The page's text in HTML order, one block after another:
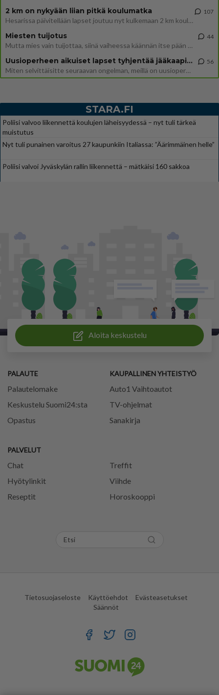
2 km on nykyään liian pitkä koulumatka
Hesarissa päivitellään lapset joutuu nyt kulkemaan 2 km kouluun jösses. Ruostefillarilla tuo matka menee vaikka miten äk
107
Miesten tuijotus
Mutta mies vain tuijottaa, siinä vaiheessa käännän itse pään pois. Mikä juttu? Yleensä jos joku tuijottaa tai katsoo, hä
44
Uusioperheen aikuiset lapset tyhjentää jääkaapin käydessään
Miten selvittäisitte seuraavan ongelman, meillä on uusioperhe, minulla teini-ikäiset lapset ja puolisolla aikuiset, jotk
56
STARA.FI
Poliisi valvoo liikennettä koulujen läheisyydessä – nyt tuli tärkeä
muistutus
Nyt tuli punainen varoitus 27 kaupunkiin Italiassa: ”Äärimmäinen helle”
Poliisi valvoi Jyväskylän rallin liikennettä – mätkäisi 160 sakkoa
Aloita keskustelu
PALAUTE
Palautelomake
Keskustelu Suomi24:sta
Opastus
PALVELUT
Chat
Treffit
Hyötylinkit
Viihde
Reseptit
Horoskooppi
KAUPALLINEN YHTEISTYÖ
Auto1 Vaihtoautot
TV-ohjelmat
Sanakirja
Tietosuojaseloste Käyttöehdot
Evästeasetukset
Säännöt